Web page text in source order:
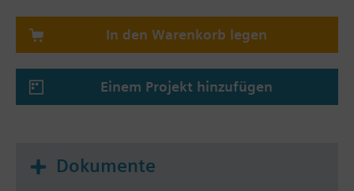
In den Warenkorb legen
Einem Projekt hinzufügen
Dokumente